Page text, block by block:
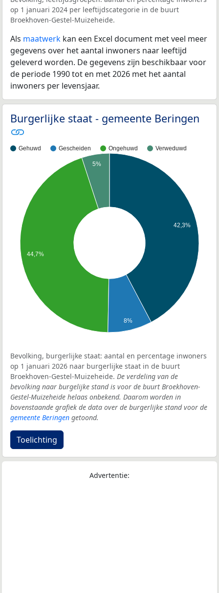
op 1 januari 2024 per leeftijdscategorie in de buurt
Broekhoven-Gestel-Muizeheide.
Als maatwerk kan een Excel document met veel meer
gegevens over het aantal inwoners naar leeftijd
geleverd worden. De gegevens zijn beschikbaar voor
de periode 1990 tot en met 2026 met het aantal
inwoners per levensjaar.
Burgerlijke staat - gemeente Beringen
Gehuwd Gescheiden Ongehuwd Verweduwd
42,3%
5%
44,7%
8%
Bevolking, burgerlijke staat: aantal en percentage inwoners
op 1 januari 2026 naar burgerlijke staat in de buurt
Broekhoven-Gestel-Muizeheide. De verdeling van de
bevolking naar burgelijke stand is voor de buurt Broekhoven-
Gestel-Muizeheide helaas onbekend. Daarom worden in
bovenstaande grafiek de data over de burgerlijke stand voor de
gemeente Beringen getoond.
Toelichting
Advertentie: